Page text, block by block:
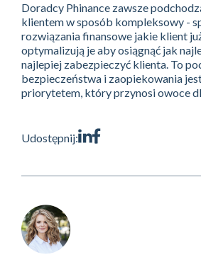
Doradcy Phinance zawsze
klientem w sposób kompleksowy -
rozwiązania finansowe jakie klient
optymalizują je aby osiągnąć jak
najlepiej zabezpieczyć klienta. To
bezpieczeństwa i zaopiekowania
priorytetem, który przynosi owoce
Udostępnij: